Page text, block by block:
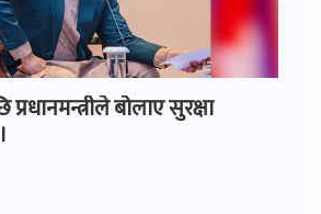
बोलाए सुरक्षा